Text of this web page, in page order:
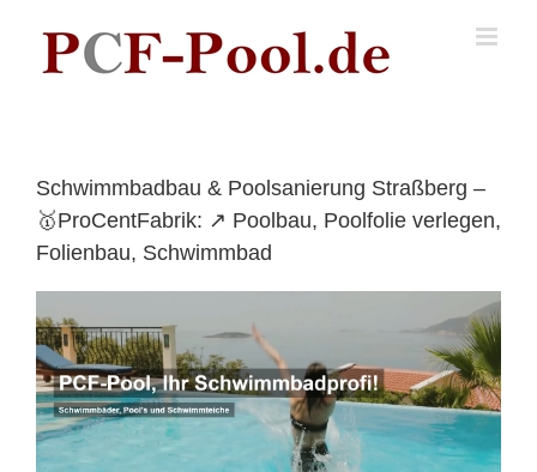
content
Schwimmbadbau & Poolsanierung Straßberg –
🥇ProCentFabrik: ↗️ Poolbau, Poolfolie verlegen,
Folienbau, Schwimmbad